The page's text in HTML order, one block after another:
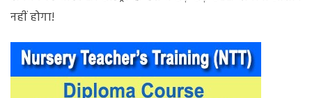
नहीं होगा!